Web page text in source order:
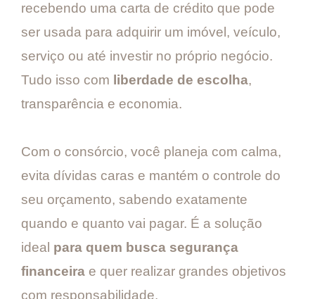
recebendo uma carta de crédito que pode
ser usada para adquirir um imóvel, veículo,
serviço ou até investir no próprio negócio.
Tudo isso com liberdade de escolha,
transparência e economia.
Com o consórcio, você planeja com calma,
evita dívidas caras e mantém o controle do
seu orçamento, sabendo exatamente
quando e quanto vai pagar. É a solução
ideal para quem busca segurança
financeira e quer realizar grandes objetivos
com responsabilidade.